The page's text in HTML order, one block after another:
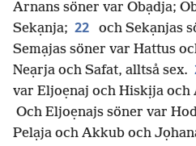
Arnans söner var Obạdja;
Sekạnja; 22
och Sekạnjas
Semạjas söner var Hattus
Neạrja och Safat, alltså sex.
var Eljoẹnaj och Hiskịja
Och Eljoẹnajs söner var
Pelạja och Akkub och